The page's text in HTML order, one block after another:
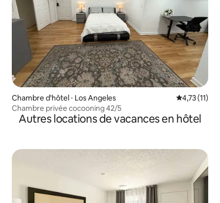
Chambre d'hôtel ⋅ Los Angeles Évaluation
4,73 (11)
Chambre privée cocooning 42/5
Autres locations de vacances en hôtel